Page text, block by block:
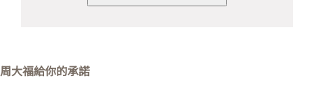
周大福給你的承諾